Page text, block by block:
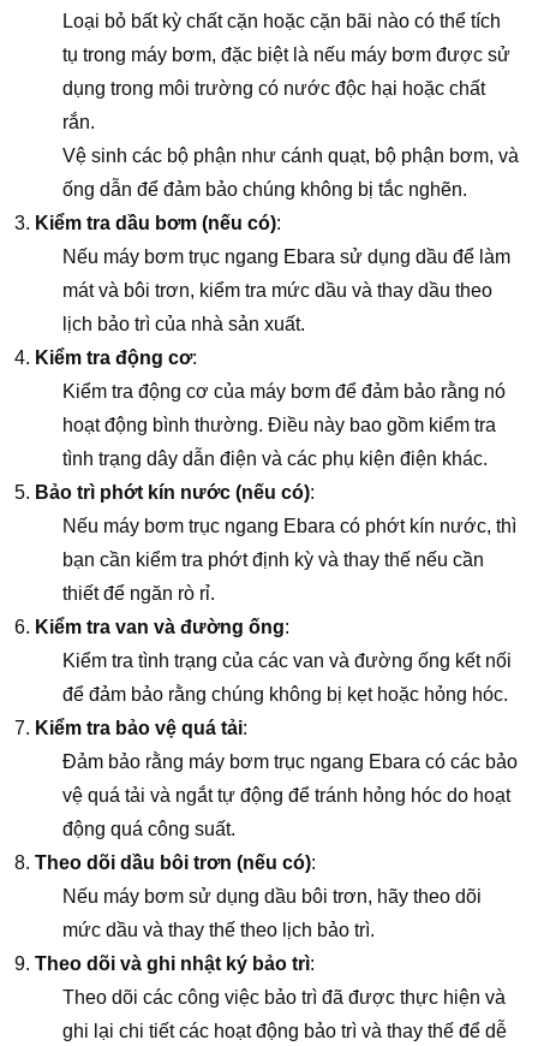
Loại bỏ bất kỳ chất cặn hoặc cặn bãi nào có thể tích
tụ trong máy bơm, đặc biệt là nếu máy bơm được sử
dụng trong môi trường có nước độc hại hoặc chất
rắn.
Vệ sinh các bộ phận như cánh quạt, bộ phận bơm, và
ống dẫn để đảm bảo chúng không bị tắc nghẽn.
Kiểm tra dầu bơm (nếu có):
Nếu máy bơm trục ngang Ebara sử dụng dầu để làm
mát và bôi trơn, kiểm tra mức dầu và thay dầu theo
lịch bảo trì của nhà sản xuất.
Kiểm tra động cơ:
Kiểm tra động cơ của máy bơm để đảm bảo rằng nó
hoạt động bình thường. Điều này bao gồm kiểm tra
tình trạng dây dẫn điện và các phụ kiện điện khác.
Bảo trì phớt kín nước (nếu có):
Nếu máy bơm trục ngang Ebara có phớt kín nước, thì
bạn cần kiểm tra phớt định kỳ và thay thế nếu cần
thiết để ngăn rò rỉ.
Kiểm tra van và đường ống:
Kiểm tra tình trạng của các van và đường ống kết nối
để đảm bảo rằng chúng không bị kẹt hoặc hỏng hóc.
Kiểm tra bảo vệ quá tải:
Đảm bảo rằng máy bơm trục ngang Ebara có các bảo
vệ quá tải và ngắt tự động để tránh hỏng hóc do hoạt
động quá công suất.
Theo dõi dầu bôi trơn (nếu có):
Nếu máy bơm sử dụng dầu bôi trơn, hãy theo dõi
mức dầu và thay thế theo lịch bảo trì.
Theo dõi và ghi nhật ký bảo trì:
Theo dõi các công việc bảo trì đã được thực hiện và
ghi lại chi tiết các hoạt động bảo trì và thay thế để dễ